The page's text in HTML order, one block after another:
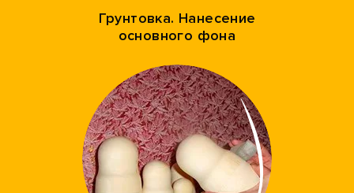
Грунтовка. Нанесение
основного фона